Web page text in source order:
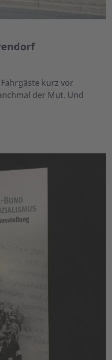
kurz vor
der Mut. Und